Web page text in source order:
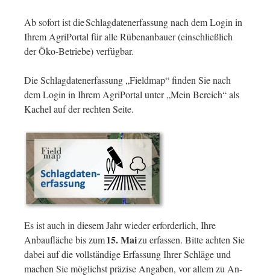
Ab sofort ist die Schlagdatenerfassung nach dem Login in
Ihrem AgriPortal für alle Rübenanbauer (einschließlich
der Öko-Betriebe) verfügbar.
Die Schlagdatenerfassung „Fieldmap“ finden Sie nach
dem Login in Ihrem AgriPortal unter „Mein Bereich“ als
Kachel auf der rechten Seite.
Es ist auch in diesem Jahr wieder erforderlich, Ihre
Anbaufläche bis zum15. Maizu erfassen. Bitte achten Sie
dabei auf die vollständige Erfassung Ihrer Schläge und
machen Sie möglichst präzise Angaben, vor allem zu An-